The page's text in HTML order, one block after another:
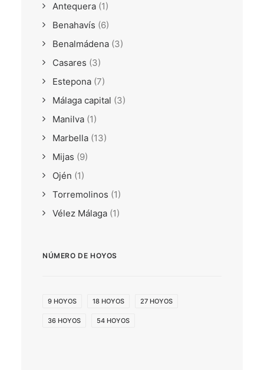
Antequera (1)
Benahavís (6)
Benalmádena (3)
Casares (3)
Estepona (7)
Málaga capital (3)
Manilva (1)
Marbella (13)
Mijas (9)
Ojén (1)
Torremolinos (1)
Vélez Málaga (1)
NÚMERO DE HOYOS
9 HOYOS 18 HOYOS 27 HOYOS
36 HOYOS 54 HOYOS